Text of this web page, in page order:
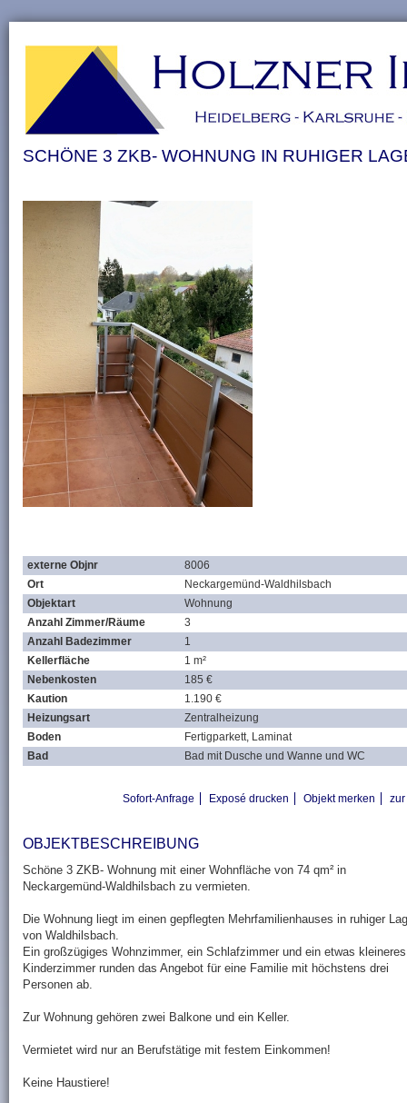
SCHÖNE 3 ZKB- WOHNUNG IN RUHIGER
externe Objnr
8006
Ort
Neckargemünd-Waldhilsbach
Objektart
Wohnung
Anzahl Zimmer/Räume
3
Anzahl Badezimmer
1
Kellerfläche
1 m²
Nebenkosten
185 €
Kaution
1.190 €
Heizungsart
Zentralheizung
Boden
Fertigparkett, Laminat
Bad
Bad mit Dusche und Wanne und WC
Sofort-Anfrage Exposé drucken Objekt merken
OBJEKTBESCHREIBUNG
Schöne 3 ZKB- Wohnung mit einer Wohnfläche von 74 qm² in
Neckargemünd-Waldhilsbach zu vermieten.
Die Wohnung liegt im einen gepflegten Mehrfamilienhauses in ruhiger
von Waldhilsbach.
Ein großzügiges Wohnzimmer, ein Schlafzimmer und ein etwas kleineres
Kinderzimmer runden das Angebot für eine Familie mit höchstens drei
Personen ab.
Zur Wohnung gehören zwei Balkone und ein Keller.
Vermietet wird nur an Berufstätige mit festem Einkommen!
Keine Haustiere!